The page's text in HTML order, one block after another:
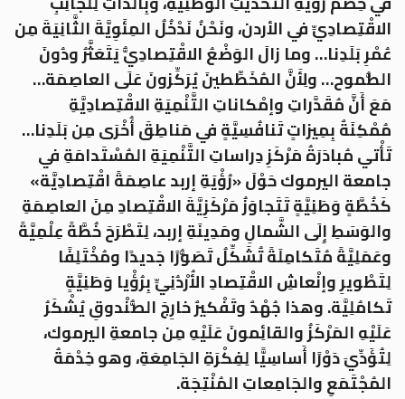
الاقْتِصادِيِّ في الأردن، ونَحْنُ نَدْخُلُ المِئَوِيَّةَ الثَّانِيَةَ مِن
عُمْرِ بَلَدِنا… وما زالَ الوَضْعُ الاقْتِصادِيُّ يَتَعَثَّرُ ودُونَ
الطُّموح… ولِأَنَّ المُخَطِّطينَ يُرَكِّزونَ عَلَى العاصِمَة…
مَعَ أَنَّ مُقَدَّراتِ وإمْكاناتِ التَّنْمِيَةِ الاقْتِصادِيَّةِ
مُمْكِنَةٌ بِمِيزاتٍ تَنافُسِيَّةٍ في مَناطِقَ أُخْرَى مِن بَلَدِنا…
تَأْتي مُبادَرَةُ مَرْكَزِ دِراساتِ التَّنْمِيَةِ المُسْتَدامَةِ في
جامعة اليرموك حَوْلَ «رُؤْيَةِ إربد عاصِمَةً اقْتِصادِيَّة»
كَخُطَّةٍ وَطَنِيَّةٍ تَتَجاوَزُ مَرْكَزِيَّةَ الاقْتِصادِ مِنَ العاصِمَةِ
والوَسَطِ إِلَى الشَّمالِ ومَدِينَةِ إربد، لِتَطْرَحَ خُطَّةً عِلْمِيَّةً
وعَمَلِيَّةً مُتَكامِلَةً تُشَكِّلُ تَصَوُّرًا جَديدًا ومُخْتَلِفًا
لِتَطْويرِ وإنْعاشِ الاقْتِصادِ الأُرْدُنِيِّ بِرُؤْيا وَطَنِيَّةٍ
تَكامُلِيَّة. وهذا جُهْدٌ وتَفْكيرٌ خارِجَ الصُّنْدوقِ يُشْكَرُ
عَلَيْهِ المَرْكَزُ والقائِمونَ عَلَيْهِ مِن جامعةِ اليرموك،
لِتُؤَدِّيَ دَوْرًا أَساسِيًّا لِفِكْرَةِ الجَامِعَةِ، وهو خِدْمَةُ
المُجْتَمَعِ والجَامِعاتِ المُنْتِجَة.